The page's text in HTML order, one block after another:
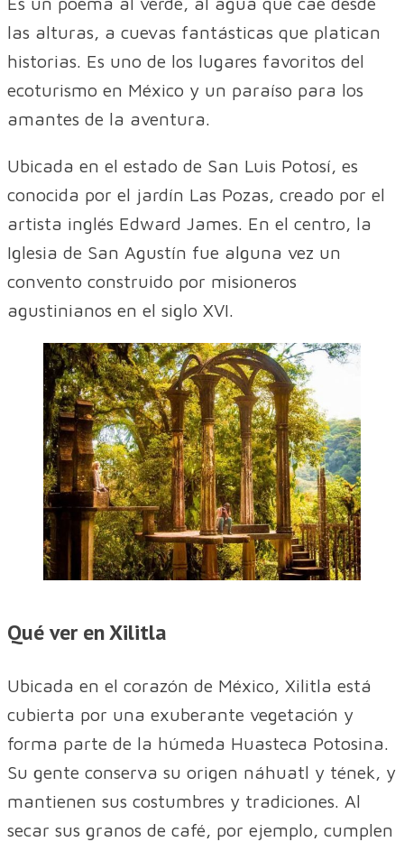
las alturas, a cuevas fantásticas que platican
historias. Es uno de los lugares favoritos del
ecoturismo en México y un paraíso para los
amantes de la aventura.
Ubicada en el estado de San Luis Potosí, es
conocida por el jardín Las Pozas, creado por el
artista inglés Edward James. En el centro, la
Iglesia de San Agustín fue alguna vez un
convento construido por misioneros
agustinianos en el siglo XVI.
Qué ver en Xilitla
Ubicada en el corazón de México, Xilitla está
cubierta por una exuberante vegetación y
forma parte de la húmeda Huasteca Potosina.
Su gente conserva su origen náhuatl y tének, y
mantienen sus costumbres y tradiciones. Al
secar sus granos de café, por ejemplo, cumplen